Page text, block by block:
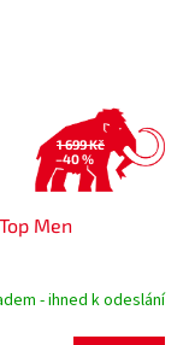
1 699 Kč
–40 %
Men
- ihned k odeslání